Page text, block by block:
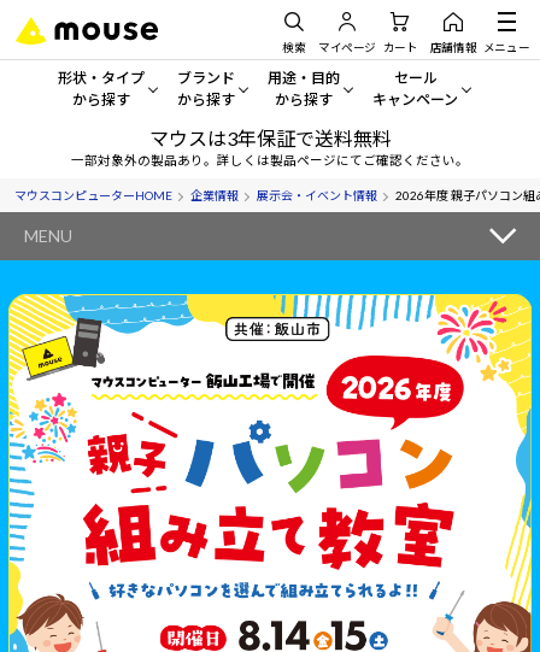
検索 マイページ カート 店舗情報 メニュー
形状・タイプ
から探す
形状・タイプから探す をすべてみる
デスクトップPC
ノートPC
タブレットPC
サーバー
ワークステーション
ディスプレイ
Windows 11 |Copilot+ PC
ブランド
から探す
mouse
G TUNE
NEXTGEAR
DAIV
MousePro
iiyama
Windows 11 Copilot+ PC
用途・目的
から探す
一般向けパソコン
ゲーミングPC・ゲーム向けパソコン
クリエイティブ向け
ビジネス向けパソコン
学習向けパソコン
スペック/パーツ別
AIおすすめパソコン
Windows 11|Copilot+ PC
セール
キャンペーン
セール・キャンペーン
期間限定セール
すべて新品の旧モデル製品な
おすすめ目玉パソコン
今イチオシのパソコンをピッ
Windows 11 Copilot+ PC
マウスは3年保証で送料無料
一部対象外の製品あり。詳しくは製品ページにてご確認ください。
マウスコンピューターHOME 企業情報 展示会・イベント情報 2026年度 親子パソコン組
MENU